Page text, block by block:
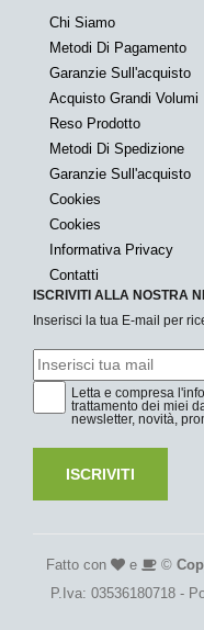
Chi Siamo
Metodi Di Pagamento
Garanzie Sull'acquisto
Acquisto Grandi Volumi
Reso Prodotto
Metodi Di Spedizione
Garanzie Sull'acquisto
Cookies
Cookies
Informativa Privacy
Contatti
ISCRIVITI ALLA NOSTRA
Inserisci la tua E-mail per
Letta e compresa
trattamento dei miei
newsletter, novità,
ISCRIVITI
Fatto con e ©
P.Iva: 03536180718 -